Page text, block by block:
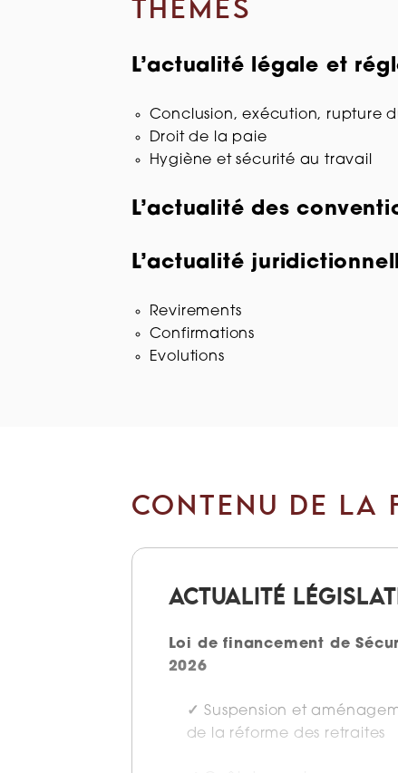
THÈMES
L’actualité légale et
Conclusion, exécution, rupture
Droit de la paie
Hygiène et sécurité au travail
L’actualité des
L’actualité
Revirements
Confirmations
Evolutions
CONTENU DE LA
ACTUALITÉ
Loi de financement de
2026
Suspension et
de la réforme des retraites